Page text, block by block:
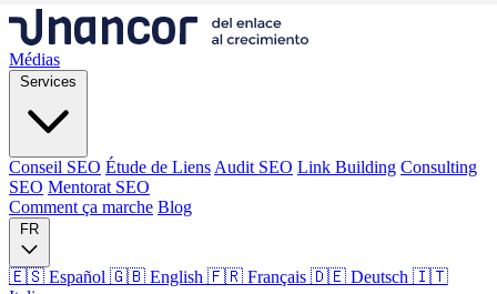
Médias
Services
Conseil SEO Étude de Liens Audit SEO Link Building Consulting
SEO Mentorat SEO
Comment ça marche Blog
FR
🇪🇸 Español 🇬🇧 English 🇫🇷 Français 🇩🇪 Deutsch 🇮🇹